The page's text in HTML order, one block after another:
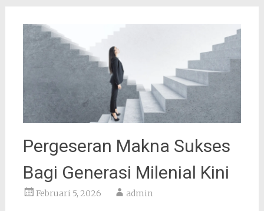
Pergeseran Makna Sukses
Bagi Generasi Milenial Kini
Februari 5, 2026 admin